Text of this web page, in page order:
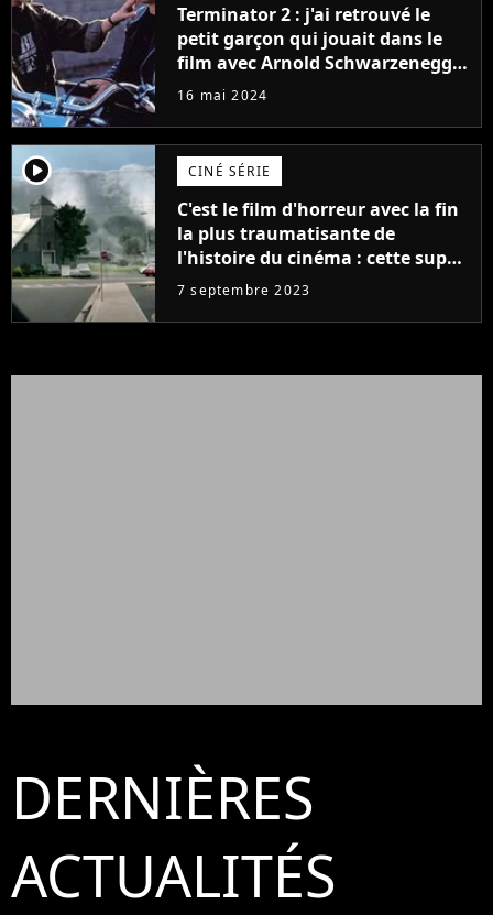
Terminator 2 : j'ai retrouvé le
petit garçon qui jouait dans le
film avec Arnold Schwarzenegger
et il a sacrément changé !
16 mai 2024
player2 CINÉ SÉRIE
C'est le film d'horreur avec la fin
la plus traumatisante de
l'histoire du cinéma : cette super
adaptation de Stephen King est
dispo en streaming
7 septembre 2023
DERNIÈRES
ACTUALITÉS